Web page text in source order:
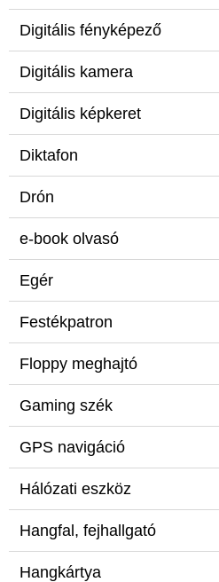
Digitális fényképező
Digitális kamera
Digitális képkeret
Diktafon
Drón
e-book olvasó
Egér
Festékpatron
Floppy meghajtó
Gaming szék
GPS navigáció
Hálózati eszköz
Hangfal, fejhallgató
Hangkártya